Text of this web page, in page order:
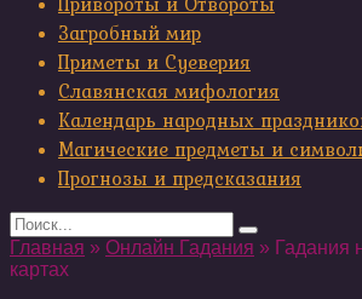
Загробный мир
Приметы и Суеверия
Славянская мифология
Календарь народных
Магические предметы и
Прогнозы и предсказания
Search
for:
Главная » Онлайн Гадания » Гадания
картах